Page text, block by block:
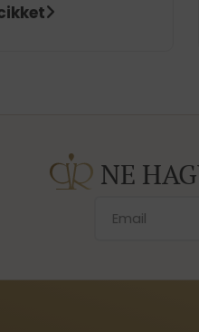
NE